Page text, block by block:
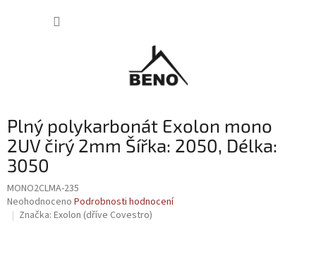
Plný polykarbonát Exolon mono
2UV čirý 2mm Šířka: 2050, Délka:
3050
MONO2CLMA-235
Průměrné
hodnocení
Neohodnoceno Podrobnosti hodnocení
Značka: Exolon (dříve Covestro)